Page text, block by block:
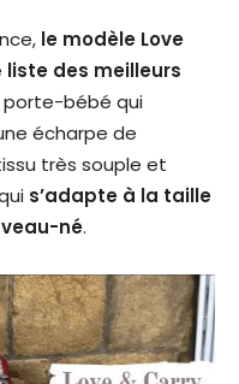
le modèle Love
liste des meilleurs
porte-bébé qui
écharpe de
très souple et
s’adapte à la taille
né.